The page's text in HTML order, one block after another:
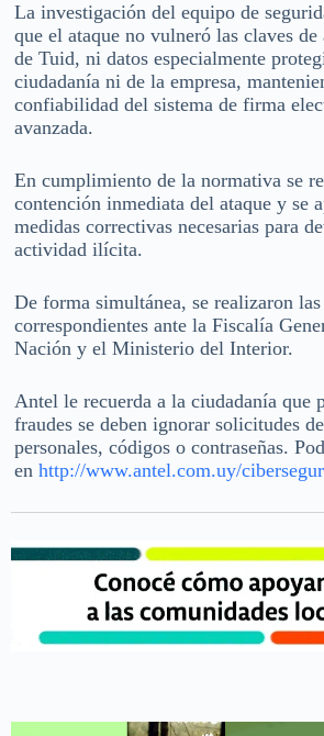
La investigación del equipo de
que el ataque no vulneró las claves
de Tuid, ni datos especialmente
ciudadanía ni de la empresa,
confiabilidad del sistema de firma
avanzada.
En cumplimiento de la normativa se
contención inmediata del ataque y se
medidas correctivas necesarias para
actividad ilícita.
De forma simultánea, se realizaron
correspondientes ante la Fiscalía
Nación y el Ministerio del Interior.
Antel le recuerda a la ciudadanía que
fraudes se deben ignorar solicitudes
personales, códigos o contraseñas.
en http://www.antel.com.uy/